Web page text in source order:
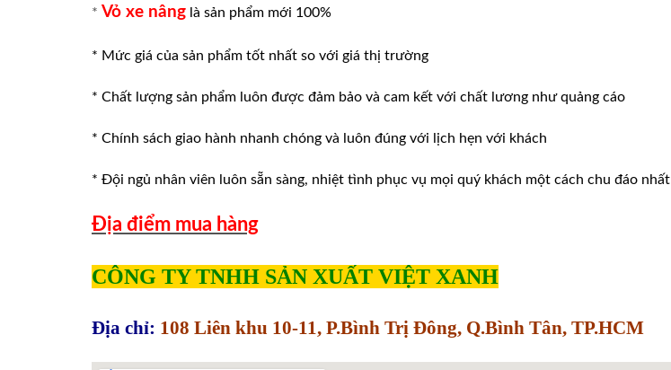
* Vỏ xe nâng là sản phẩm mới 100%
* Mức giá của sản phẩm tốt nhất so với giá thị trường
* Chất lượng sản phẩm luôn được đảm bảo và cam kết với chất lương như quảng cáo
* Chính sách giao hành nhanh chóng và luôn đúng với lịch hẹn với khách
* Đội ngủ nhân viên luôn sẵn sàng, nhiệt tình phục vụ mọi quý khách một cách chu đáo nhất
Địa điểm mua hàng
CÔNG TY TNHH SẢN XUẤT VIỆT XANH
Địa chỉ: 108 Liên khu 10-11, P.Bình Trị Đông, Q.Bình Tân, TP.HCM